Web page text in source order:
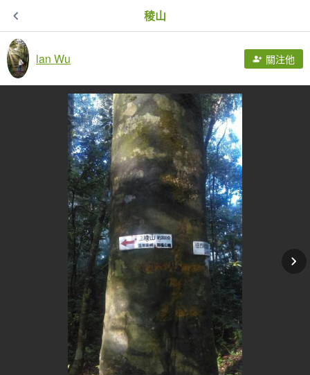
稜山
lan Wu 關注他